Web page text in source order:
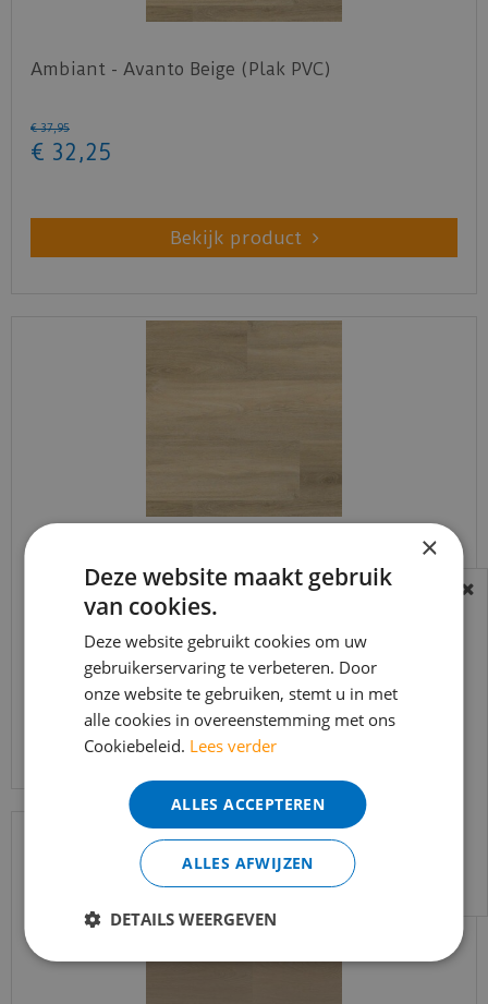
Ambiant - Avanto Beige (Plak PVC)
€ 37,95
€ 32 ,25
Bekijk product
Ambiant - Avanto Beige (Klik PVC)
45
Bekijk product
BEREIKBAARHEID
In verband met de vakantie periode zijn wij
t/m 14 augustus telefonisch helaas niet
bereikbaar.
Bestelling worden uiteraard verwerkt
echter iets minder snel dan wat je van ons
gewend bent.
Voor vragen kan je ons bereiken via
info@merkvloerenwinkel.nl
×
Deze website maakt gebruik
van cookies.
Deze website gebruikt cookies om uw
gebruikerservaring te verbeteren. Door
onze website te gebruiken, stemt u in met
alle cookies in overeenstemming met ons
Cookiebeleid. Lees verder
ALLES ACCEPTEREN
ALLES AFWIJZEN
DETAILS WEERGEVEN